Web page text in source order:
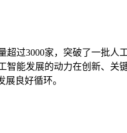
过3000家，突破了一批人
能发展的动力在创新、关
良好循环。